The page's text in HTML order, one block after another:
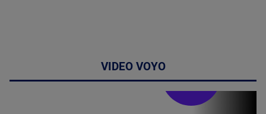
VIDEO VOYO